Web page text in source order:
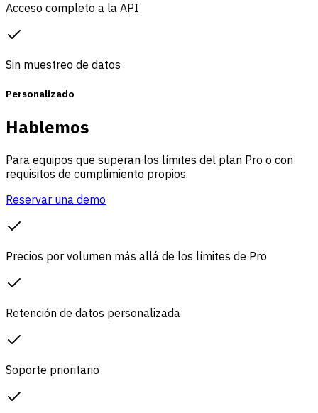
Acceso completo a la API
Sin muestreo de datos
Personalizado
Hablemos
Para equipos que superan los límites del plan Pro o con
requisitos de cumplimiento propios.
Reservar una demo
Precios por volumen más allá de los límites de Pro
Retención de datos personalizada
Soporte prioritario